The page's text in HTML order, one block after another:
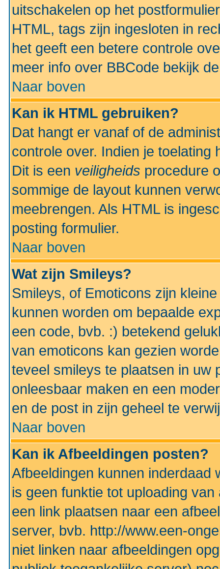
uitschakelen op het
HTML, tags zijn ingesloten in
het geeft een betere controle
meer info over BBCode bekijk
Naar boven
Kan ik HTML gebruiken?
Dat hangt er vanaf of de
controle over. Indien je
Dit is een veiligheids procedure
sommige de layout kunnen
meebrengen. Als HTML is
posting formulier.
Naar boven
Wat zijn Smileys?
Smileys, of Emoticons zijn
kunnen worden om bepaalde
een code, bvb. :) betekend
van emoticons kan gezien
teveel smileys te plaatsen in uw
onleesbaar maken en een
en de post in zijn geheel te
Naar boven
Kan ik Afbeeldingen posten?
Afbeeldingen kunnen inderdaad
is geen funktie tot uploading
een link plaatsen naar een
server, bvb. http://www.een-
niet linken naar afbeeldingen